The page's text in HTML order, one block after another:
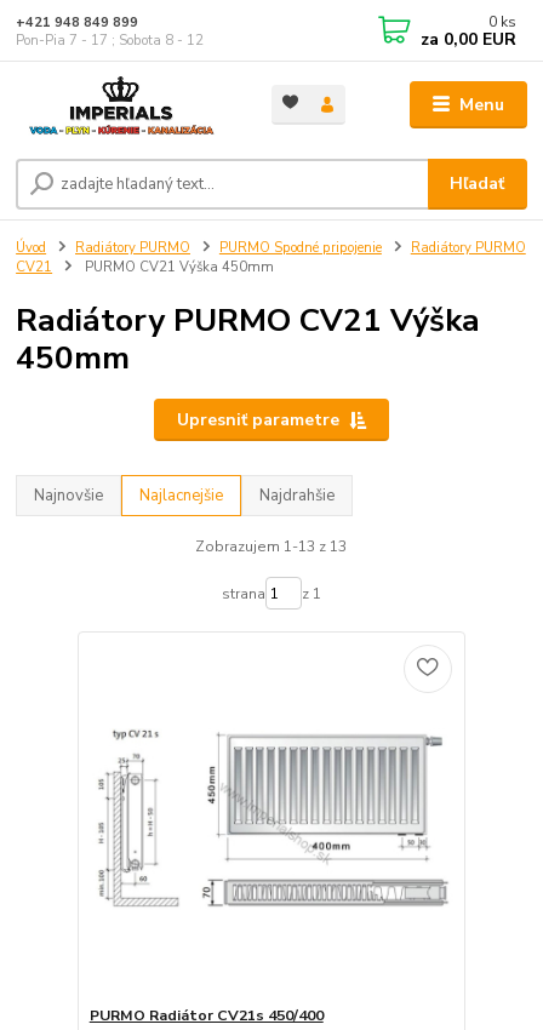
Menu
Hľadať
+421 948 849 899
Pon-Pia 7 - 17 ; Sobota 8 - 12
0 ks
za 0,00 EUR
Úvod Radiátory PURMO PURMO Spodné pripojenie
Radiátory PURMO
CV21
PURMO CV21 Výška 450mm
Radiátory PURMO CV21 Výška
450mm
Upresniť parametre
Najnovšie Najlacnejšie Najdrahšie
Zobrazujem 1-13 z 13
strana z 1
PURMO Radiátor CV21s 450/400